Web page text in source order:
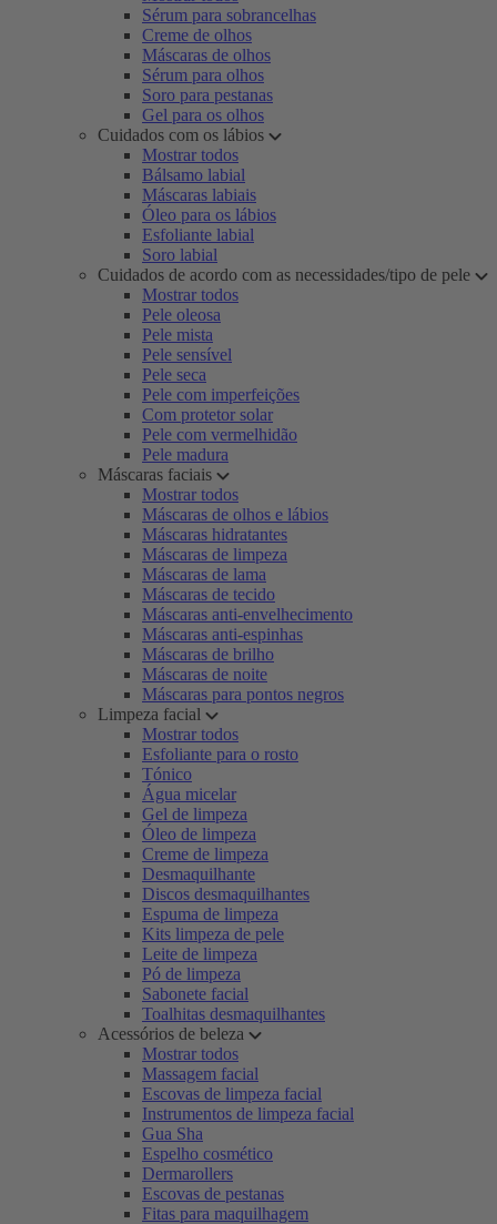
Sérum para sobrancelhas
Creme de olhos
Máscaras de olhos
Sérum para olhos
Soro para pestanas
Gel para os olhos
Cuidados com os lábios
Mostrar todos
Bálsamo labial
Máscaras labiais
Óleo para os lábios
Esfoliante labial
Soro labial
Cuidados de acordo com as necessidades/tipo de pele
Mostrar todos
Pele oleosa
Pele mista
Pele sensível
Pele seca
Pele com imperfeições
Com protetor solar
Pele com vermelhidão
Pele madura
Máscaras faciais
Mostrar todos
Máscaras de olhos e lábios
Máscaras hidratantes
Máscaras de limpeza
Máscaras de lama
Máscaras de tecido
Máscaras anti-envelhecimento
Máscaras anti-espinhas
Máscaras de brilho
Máscaras de noite
Máscaras para pontos negros
Limpeza facial
Mostrar todos
Esfoliante para o rosto
Tónico
Água micelar
Gel de limpeza
Óleo de limpeza
Creme de limpeza
Desmaquilhante
Discos desmaquilhantes
Espuma de limpeza
Kits limpeza de pele
Leite de limpeza
Pó de limpeza
Sabonete facial
Toalhitas desmaquilhantes
Acessórios de beleza
Mostrar todos
Massagem facial
Escovas de limpeza facial
Instrumentos de limpeza facial
Gua Sha
Espelho cosmético
Dermarollers
Escovas de pestanas
Fitas para maquilhagem